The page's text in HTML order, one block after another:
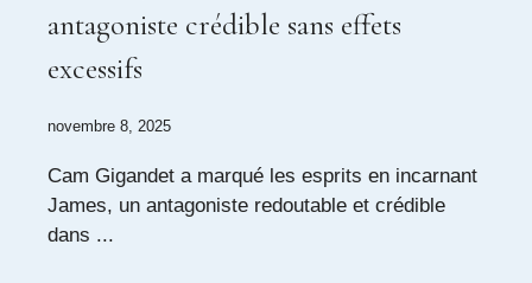
antagoniste crédible sans effets
excessifs
novembre 8, 2025
Cam Gigandet a marqué les esprits en incarnant
James, un antagoniste redoutable et crédible
dans ...